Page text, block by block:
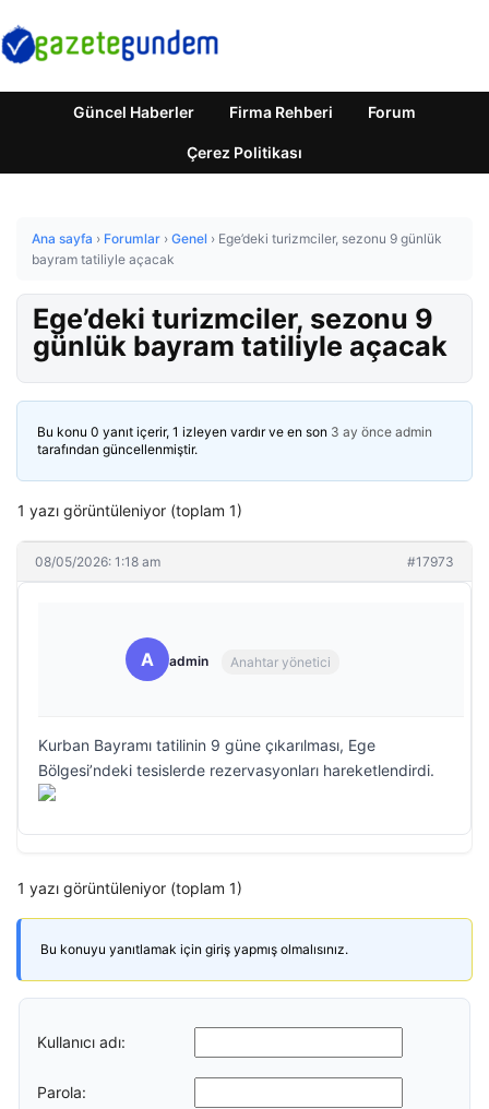
Güncel Haberler Firma Rehberi Forum
Çerez Politikası
Ana sayfa › Forumlar › Genel › Ege’deki turizmciler, sezonu 9 günlük
bayram tatiliyle açacak
Ege’deki turizmciler, sezonu 9
günlük bayram tatiliyle açacak
Bu konu 0 yanıt içerir, 1 izleyen vardır ve en son 3 ay önce admin
tarafından güncellenmiştir.
1 yazı görüntüleniyor (toplam 1)
08/05/2026: 1:18 am #17973
A admin Anahtar yönetici
Kurban Bayramı tatilinin 9 güne çıkarılması, Ege
Bölgesi’ndeki tesislerde rezervasyonları hareketlendirdi.
1 yazı görüntüleniyor (toplam 1)
Bu konuyu yanıtlamak için giriş yapmış olmalısınız.
Kullanıcı adı:
Parola: